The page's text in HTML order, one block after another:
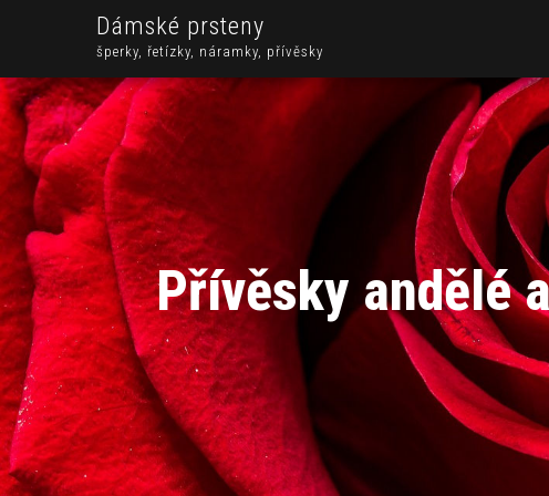
Dámské prsteny
šperky, řetízky, náramky, přívěsky
Přívěsky andělé